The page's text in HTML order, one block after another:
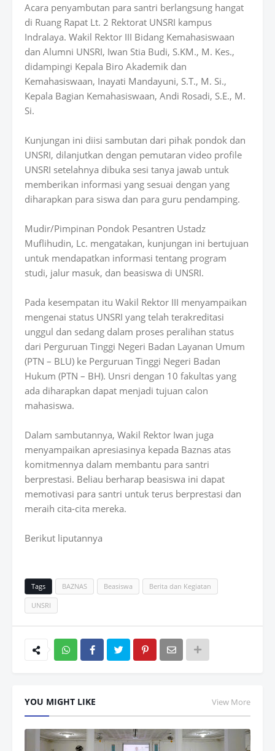
Acara penyambutan para santri berlangsung hangat
di Ruang Rapat Lt. 2 Rektorat UNSRI kampus
Indralaya. Wakil Rektor III Bidang Kemahasiswaan
dan Alumni UNSRI, Iwan Stia Budi, S.KM., M. Kes.,
didampingi Kepala Biro Akademik dan
Kemahasiswaan, Inayati Mandayuni, S.T., M. Si.,
Kepala Bagian Kemahasiswaan, Andi Rosadi, S.E., M.
Si.
Kunjungan ini diisi sambutan dari pihak pondok dan
UNSRI, dilanjutkan dengan pemutaran video profile
UNSRI setelahnya dibuka sesi tanya jawab untuk
memberikan informasi yang sesuai dengan yang
diharapkan para siswa dan para guru pendamping.
Mudir/Pimpinan Pondok Pesantren Ustadz
Muflihudin, Lc. mengatakan, kunjungan ini bertujuan
untuk mendapatkan informasi tentang program
studi, jalur masuk, dan beasiswa di UNSRI.
Pada kesempatan itu Wakil Rektor III menyampaikan
mengenai status UNSRI yang telah terakreditasi
unggul dan sedang dalam proses peralihan status
dari Perguruan Tinggi Negeri Badan Layanan Umum
(PTN – BLU) ke Perguruan Tinggi Negeri Badan
Hukum (PTN – BH). Unsri dengan 10 fakultas yang
ada diharapkan dapat menjadi tujuan calon
mahasiswa.
Dalam sambutannya, Wakil Rektor Iwan juga
menyampaikan apresiasinya kepada Baznas atas
komitmennya dalam membantu para santri
berprestasi. Beliau berharap beasiswa ini dapat
memotivasi para santri untuk terus berprestasi dan
meraih cita-cita mereka.
Berikut liputannya
Tags BAZNAS Beasiswa Berita dan Kegiatan
UNSRI
p
YOU MIGHT LIKE View More